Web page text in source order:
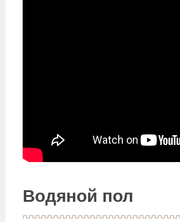
Водяной пол